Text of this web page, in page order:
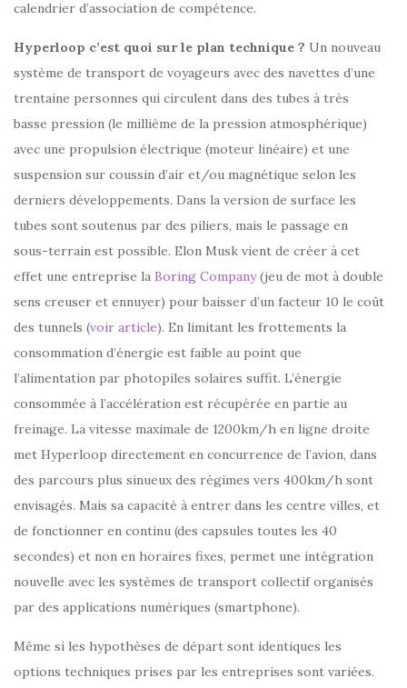
calendrier d’association de compétence.
Hyperloop c’est quoi sur le plan technique ? Un nouveau
système de transport de voyageurs avec des navettes d’une
trentaine personnes qui circulent dans des tubes à très
basse pression (le millième de la pression atmosphérique)
avec une propulsion électrique (moteur linéaire) et une
suspension sur coussin d’air et/ou magnétique selon les
derniers développements. Dans la version de surface les
tubes sont soutenus par des piliers, mais le passage en
sous-terrain est possible. Elon Musk vient de créer à cet
effet une entreprise la Boring Company(jeu de mot à double
sens creuser et ennuyer) pour baisser d’un facteur 10 le coût
des tunnels (voir article). En limitant les frottements la
consommation d’énergie est faible au point que
l’alimentation par photopiles solaires suffit. L’énergie
consommée à l’accélération est récupérée en partie au
freinage. La vitesse maximale de 1200km/h en ligne droite
met Hyperloop directement en concurrence de l’avion, dans
des parcours plus sinueux des régimes vers 400km/h sont
envisagés. Mais sa capacité à entrer dans les centre villes, et
de fonctionner en continu (des capsules toutes les 40
secondes) et non en horaires fixes, permet une intégration
nouvelle avec les systèmes de transport collectif organisés
par des applications numériques (smartphone).
Même si les hypothèses de départ sont identiques les
options techniques prises par les entreprises sont variées.